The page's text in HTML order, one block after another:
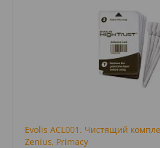
Evolis ACL001. Чистящий
Zenius, Primacy